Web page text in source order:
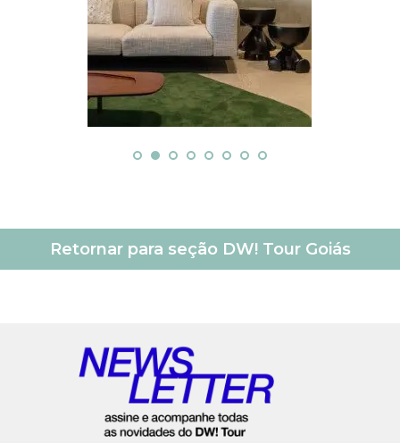
Retornar para seção DW! Tour Goiás